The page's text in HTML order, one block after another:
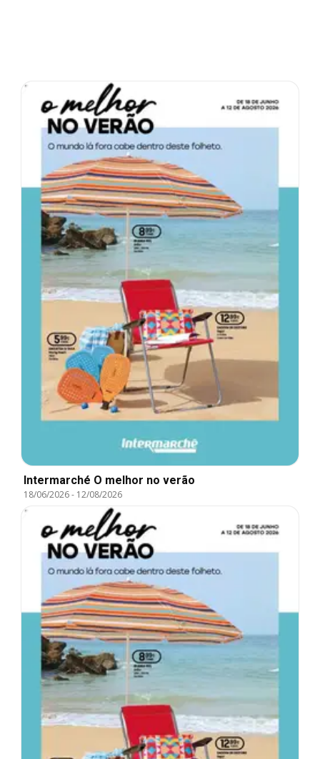
Intermarché O melhor no verão
18/06/2026- 12/08/2026